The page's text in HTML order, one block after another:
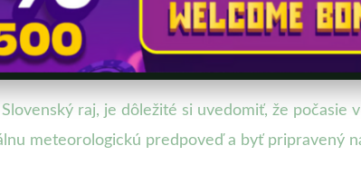
raj, je dôležité si uvedomiť, že počasie
meteorologickú predpoveď a byť pripravený